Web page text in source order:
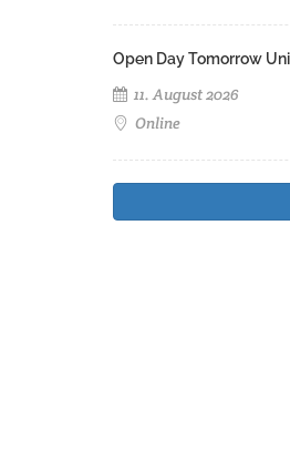
Open Day Tomorrow
11. August 2026
Online